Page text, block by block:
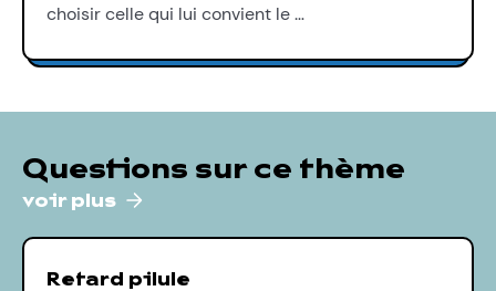
choisir celle qui lui convient le …
Questions sur ce thème
voir plus
Retard pilule